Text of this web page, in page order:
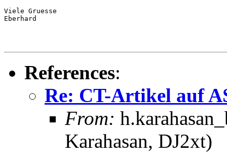
Viele Gruesse
Eberhard
References:
Re: CT-Artikel auf
From:
Karahasan, DJ2xt)